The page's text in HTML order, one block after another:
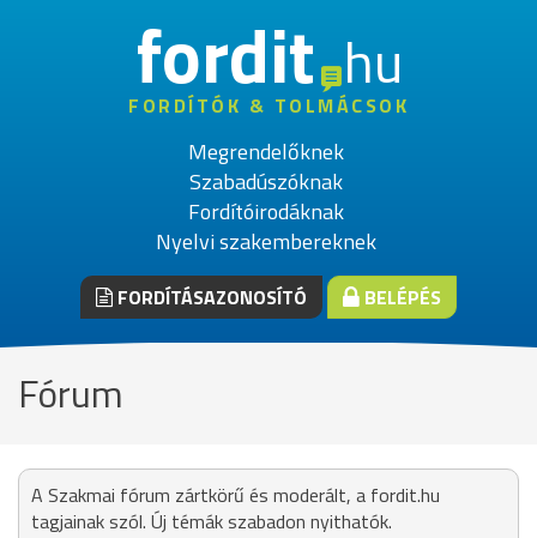
fordithu
FORDÍTÓK & TOLMÁCSOK
Megrendelőknek
Szabadúszóknak
Fordítóirodáknak
Nyelvi szakembereknek
FORDÍTÁSAZONOSÍTÓ BELÉPÉS
Fórum
A Szakmai fórum zártkörű és moderált, a fordit.hu
tagjainak szól. Új témák szabadon nyithatók.